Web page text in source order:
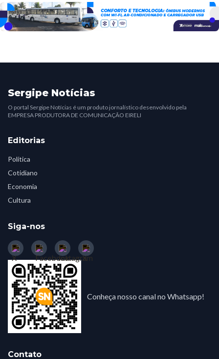
Sergipe Notícias
O portal Sergipe Notícias é um produto jornalístico desenvolvido pela
EMPRESA PRODUTORA DE COMUNICAÇÃO EIRELI
Editorias
Política
Cotidiano
Economia
Cultura
Siga-nos
Conheça nosso canal no Whatsapp!
Contato